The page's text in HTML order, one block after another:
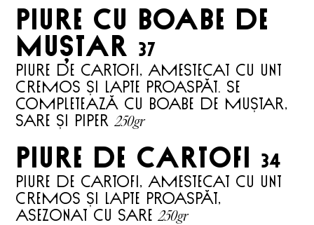
piure cu boabe de
muștar 37
Piure de cartofi, amestecat cu unt
cremos și lapte proaspăt. Se
completează cu boabe de muștar,
sare și piper250gr
piure de cartofi 34
Piure de cartofi, amestecat cu unt
cremos și lapte proaspăt,
asezonat cu sare250gr